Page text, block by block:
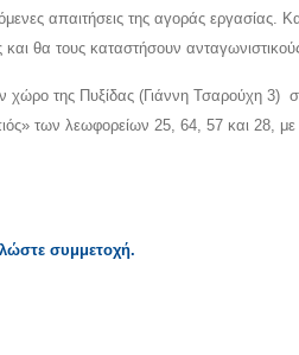
απαιτήσεις της αγοράς
θα τους καταστήσουν
χώρο της Πυξίδας (Γιάννη Τσαρούχη 3)
των λεωφορείων 25, 64, 57 και 28, με
συμμετοχή.